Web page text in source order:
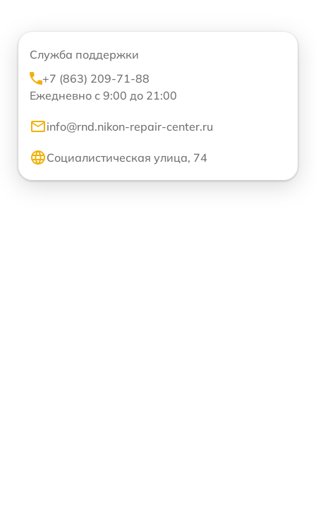
Служба поддержки
+7 (863) 209-71-88
Ежедневно с 9:00 до 21:00
info@rnd.nikon-repair-center.ru
Социалистическая улица, 74